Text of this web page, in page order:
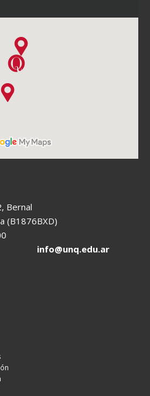
Bernal
(B1876BXD)
info@unq.edu.ar